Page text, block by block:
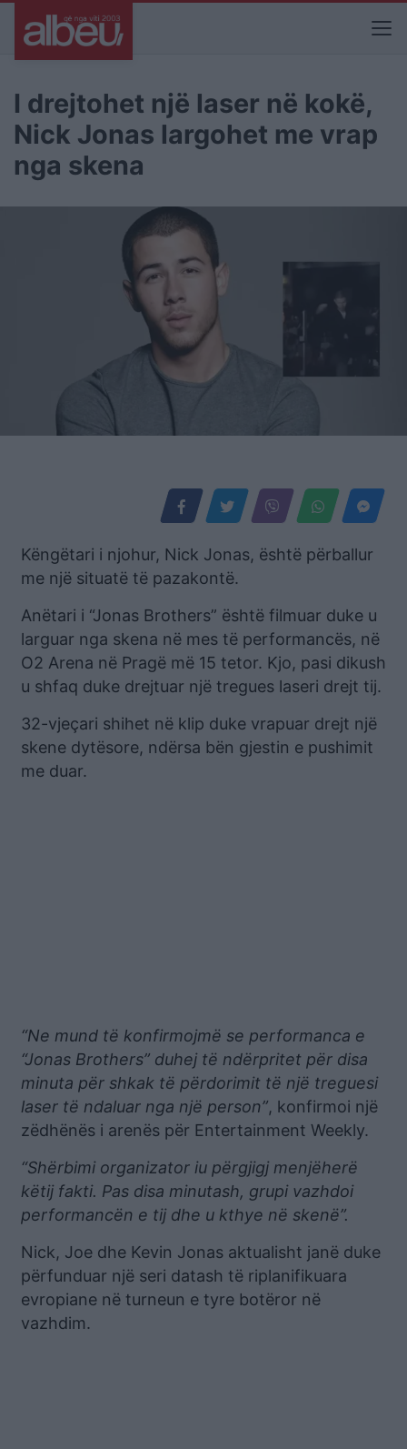
I drejtohet një laser në kokë,
Nick Jonas largohet me vrap
nga skena
Këngëtari i njohur, Nick Jonas, është përballur
me një situatë të pazakontë.
Anëtari i “Jonas Brothers” është filmuar duke u
larguar nga skena në mes të performancës, në
O2 Arena në Pragë më 15 tetor. Kjo, pasi dikush
u shfaq duke drejtuar një tregues laseri drejt tij.
32-vjeçari shihet në klip duke vrapuar drejt një
skene dytësore, ndërsa bën gjestin e pushimit
me duar.
“Ne mund të konfirmojmë se performanca e
“Jonas Brothers” duhej të ndërpritet për disa
minuta për shkak të përdorimit të një treguesi
laser të ndaluar nga një person”, konfirmoi një
zëdhënës i arenës për Entertainment Weekly.
“Shërbimi organizator iu përgjigj menjëherë
këtij fakti. Pas disa minutash, grupi vazhdoi
performancën e tij dhe u kthye në skenë”.
Nick, Joe dhe Kevin Jonas aktualisht janë duke
përfunduar një seri datash të riplanifikuara
evropiane në turneun e tyre botëror në
vazhdim.